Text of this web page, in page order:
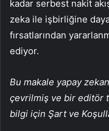
kadar serbest nakit
zeka ile işbirliğine
fırsatlarından
ediyor.
Bu makale yapay
çevrilmiş ve bir editör
bilgi için Şart ve